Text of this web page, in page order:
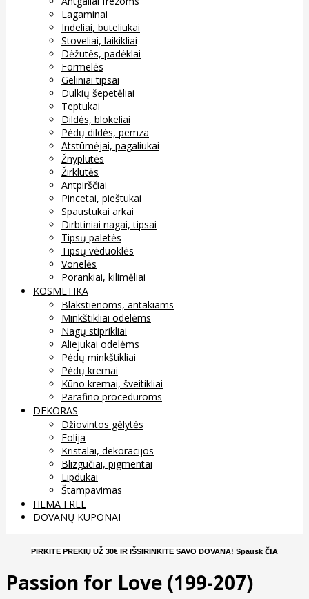
Lagaminai
Indeliai, buteliukai
Stoveliai, laikikliai
Dėžutės, padėklai
Formelės
Geliniai tipsai
Dulkių šepetėliai
Teptukai
Dildės, blokeliai
Pėdų dildės, pemza
Atstūmėjai, pagaliukai
Žnyplutės
Žirklutės
Antpirščiai
Pincetai, pieštukai
Spaustukai arkai
Dirbtiniai nagai, tipsai
Tipsų paletės
Tipsų vėduoklės
Vonelės
Porankiai, kilimėliai
KOSMETIKA
Blakstienoms, antakiams
Minkštikliai odelėms
Nagų stiprikliai
Aliejukai odelėms
Pėdų minkštikliai
Pėdų kremai
Kūno kremai, šveitikliai
Parafino procedūroms
DEKORAS
Džiovintos gėlytės
Folija
Kristalai, dekoracijos
Blizgučiai, pigmentai
Lipdukai
Štampavimas
HEMA FREE
DOVANŲ KUPONAI
PIRKITE PREKIŲ UŽ 30€ IR IŠSIRINKITE SAVO DOVANĄ! Spausk ČIA
Passion for Love (199-207)